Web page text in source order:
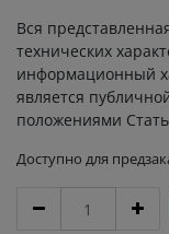
Вся
технических
информационный
является
положениями
Доступно для
ШЕСТЕРНЯ
6834